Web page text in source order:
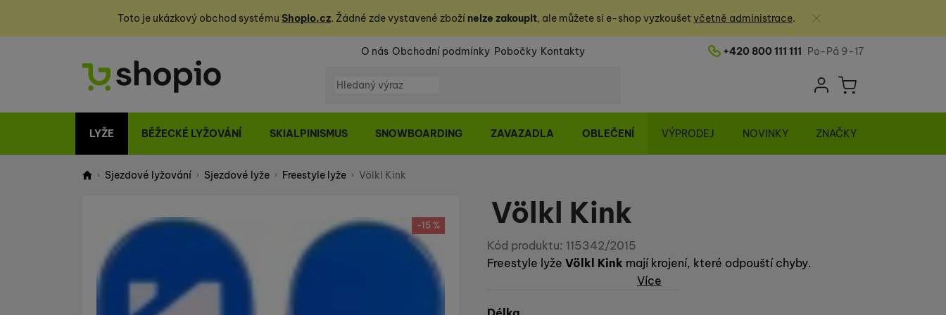
Toto je ukázkový obchod systému Shopio.cz. Žádné zde vystavené zboží nelze zakoupit, ale můžete si e-shop vyzkoušet včetně administrace.
Zavřít
O nás Obchodní podmínky Pobočky Kontakty
Vyhledávání
Telefonní číslo
+420 800 111 111 Po-Pá 9-17
Uživatelská
Přihlásit se
Košík
LYŽE BĚŽECKÉ LYŽOVÁNÍ SKIALPINISMUS SNOWBOARDING ZAVAZADLA OBLEČENÍ VÝPRODEJ NOVINKY ZNAČKY
Sjezdové lyžování Sjezdové lyže Freestyle lyže Völkl Kink
Völkl Kink
Kód produktu: 115342/2015
Freestyle lyže Völkl Kink mají krojení, které odpouští chyby.
Více
Fotografie -15 %